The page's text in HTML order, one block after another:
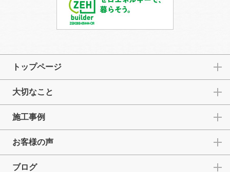
トップページ
大切なこと
施工事例
お客様の声
ブログ